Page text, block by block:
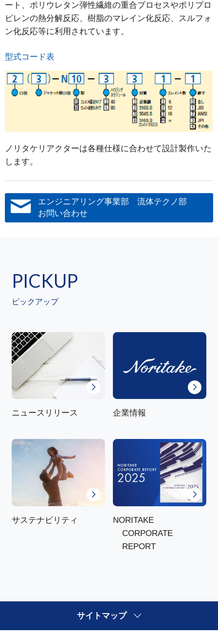
ート、ポリウレタン弾性繊維の重合プロセスやポリプロ
ピレンの熱分解反応、樹脂のマレイン化反応、スルフォ
ン化反応等に利用されています。
型式コード表
ノリタケリアクターは各種仕様に合わせて設計製作いた
します。
エンジニアリング事業部 流体テクノ部
お問い合わせ
PICKUP
ピックアップ
ニュースリリース 企業情報
サステナビリティ
NORITAKE
CORPORATE
REPORT
サイトマップ